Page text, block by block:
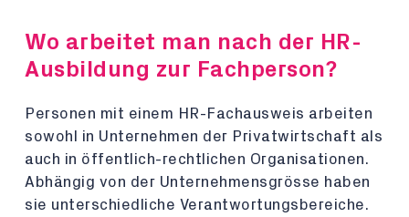
Wo arbeitet man nach der HR-
Ausbildung zur Fachperson?
Personen mit einem HR-Fachausweis arbeiten
sowohl in Unternehmen der Privatwirtschaft als
auch in öffentlich-rechtlichen Organisationen.
Abhängig von der Unternehmensgrösse haben
sie unterschiedliche Verantwortungsbereiche.